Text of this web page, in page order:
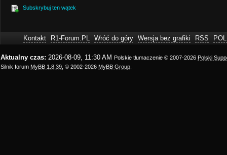
Subskrybuj ten wątek
Kontakt R1-Forum.PL Wróć do góry Wersja bez grafiki RSS
Aktualny czas: 2026-08-09, 11:30 AM Polskie tłumaczenie © 2007-2026 Polski
Silnik forum MyBB 1.8.39 , © 2002-2026 MyBB Group